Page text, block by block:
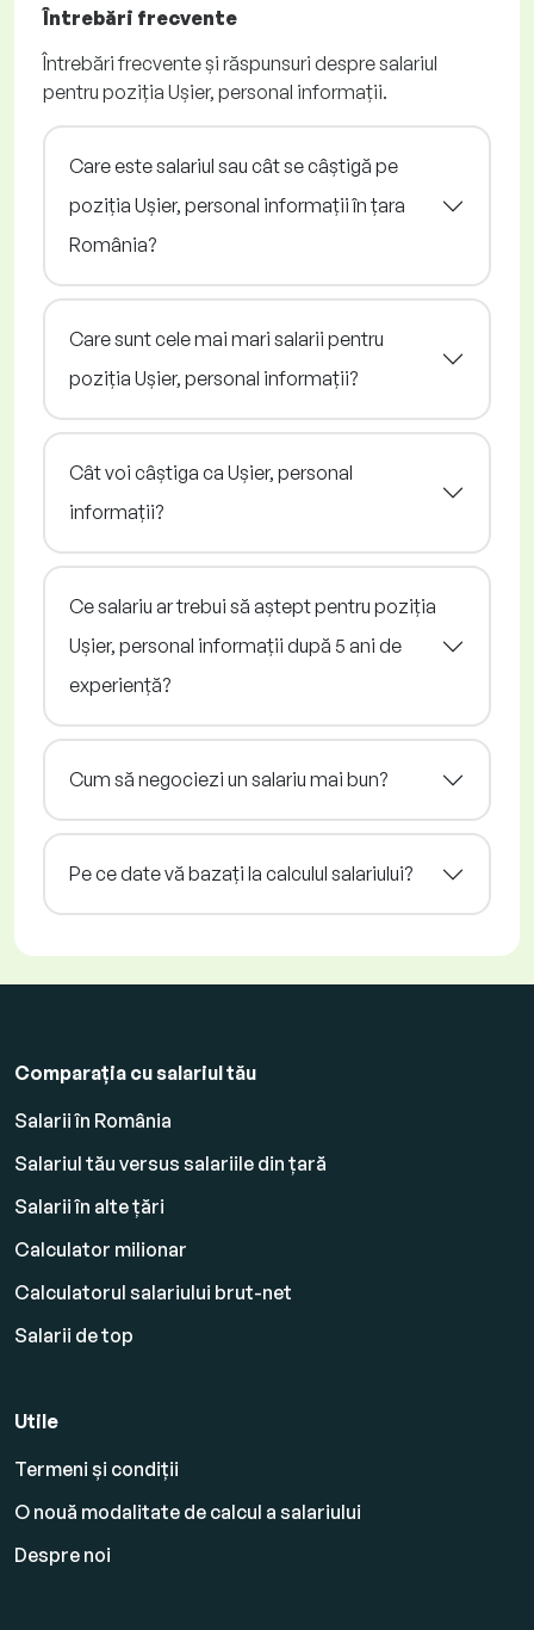
Întrebări frecvente
Întrebări frecvente și răspunsuri despre salariul
pentru poziția Ușier, personal informații.
Care este salariul sau cât se câștigă pe
poziția Ușier, personal informații în țara
România?
Care sunt cele mai mari salarii pentru
poziția Ușier, personal informații?
Cât voi câștiga ca Ușier, personal
informații?
Ce salariu ar trebui să aștept pentru poziția
Ușier, personal informații după 5 ani de
experiență?
Cum să negociezi un salariu mai bun?
Pe ce date vă bazați la calculul salariului?
Comparația cu salariul tău
Salarii în România
Salariul tău versus salariile din țară
Salarii în alte țări
Calculator milionar
Calculatorul salariului brut-net
Salarii de top
Utile
Termeni și condiții
O nouă modalitate de calcul a salariului
Despre noi